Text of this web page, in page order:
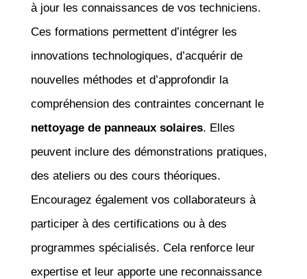
à jour les connaissances de vos techniciens.
Ces formations permettent d’intégrer les
innovations technologiques, d’acquérir de
nouvelles méthodes et d’approfondir la
compréhension des contraintes concernant le
nettoyage de panneaux solaires. Elles
peuvent inclure des démonstrations pratiques,
des ateliers ou des cours théoriques.
Encouragez également vos collaborateurs à
participer à des certifications ou à des
programmes spécialisés. Cela renforce leur
expertise et leur apporte une reconnaissance